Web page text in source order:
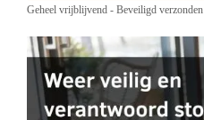
Geheel vrijblijvend - Beveiligd verzonden